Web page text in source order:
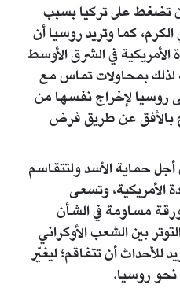
تضغط على تركيا بسبب
الكرم، كما وتريد روسيا أن
في الشرق الأوسط
لذلك بمحاولات تماس مع
لإخراج نفسها من
بالأفق عن طريق فرض
حماية الأسد ولتتقاسم
الأمريكية، وتسعى
مساومة في الشأن
بين الشعب الأوكراني
للأحداث أن تتفاقم؛ ليغيّر
روسيا.